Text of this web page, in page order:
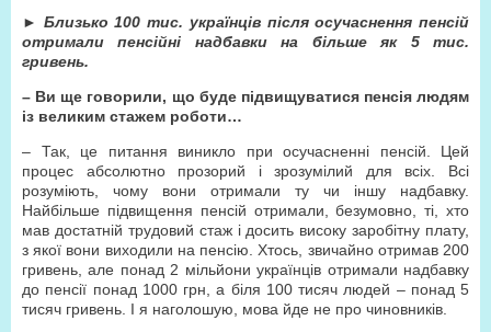
► Близько 100 тис. українців після осучаснення пенсій
отримали пенсійні надбавки на більше як 5 тис.
гривень.
– Ви ще говорили, що буде підвищуватися пенсія людям
із великим стажем роботи…
– Так, це питання виникло при осучасненні пенсій. Цей
процес абсолютно прозорий і зрозумілий для всіх. Всі
розуміють, чому вони отримали ту чи іншу надбавку.
Найбільше підвищення пенсій отримали, безумовно, ті, хто
мав достатній трудовий стаж і досить високу заробітну плату,
з якої вони виходили на пенсію. Хтось, звичайно отримав 200
гривень, але понад 2 мільйони українців отримали надбавку
до пенсії понад 1000 грн, а біля 100 тисяч людей – понад 5
тисяч гривень. І я наголошую, мова йде не про чиновників.